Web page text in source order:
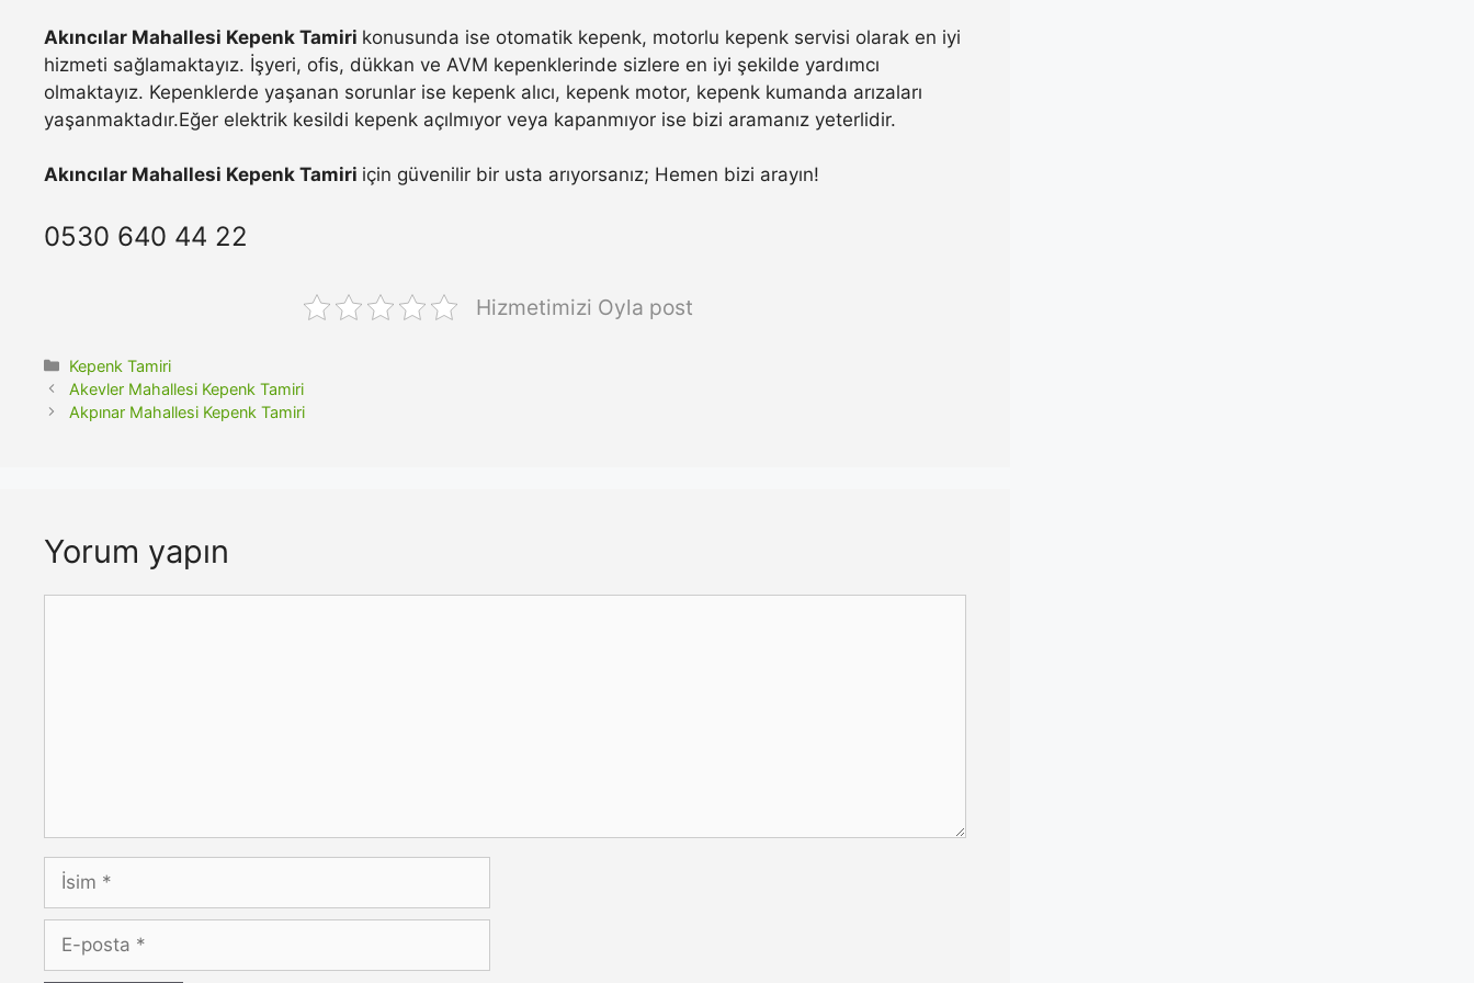
Akıncılar Mahallesi Kepenk Tamiri konusunda ise otomatik kepenk, motorlu kepenk servisi olarak en iyi
hizmeti sağlamaktayız. İşyeri, ofis, dükkan ve AVM kepenklerinde sizlere en iyi şekilde yardımcı
olmaktayız. Kepenklerde yaşanan sorunlar ise kepenk alıcı, kepenk motor, kepenk kumanda arızaları
yaşanmaktadır.Eğer elektrik kesildi kepenk açılmıyor veya kapanmıyor ise bizi aramanız yeterlidir.
Akıncılar Mahallesi Kepenk Tamiri için güvenilir bir usta arıyorsanız; Hemen bizi arayın!
0530 640 44 22
Hizmetimizi Oyla post
Kategoriler
Kepenk Tamiri
Akevler Mahallesi Kepenk Tamiri
Akpınar Mahallesi Kepenk Tamiri
Yorum yapın
İsim
posta